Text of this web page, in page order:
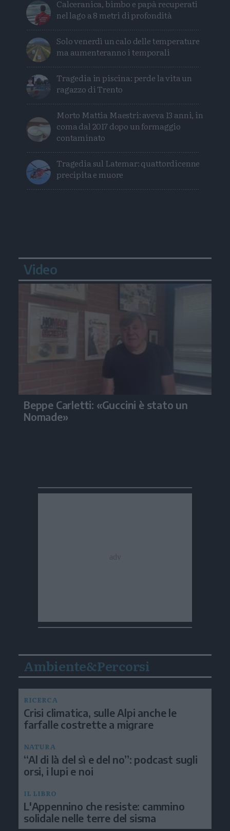
Calceranica, bimbo e papà recuperati
nel lago a 8 metri di profondità
Solo venerdì un calo delle temperature
ma aumenteranno i temporali
Tragedia in piscina: perde la vita un
ragazzo di Trento
Morto Mattia Maestri: aveva 13 anni, in
coma dal 2017 dopo un formaggio
contaminato
Tragedia sul Latemar: quattordicenne
precipita e muore
Video
Beppe Carletti: «Guccini è stato un
Nomade»
Ambiente&Percorsi
RICERCA
Crisi climatica, sulle Alpi anche le
farfalle costrette a migrare
NATURA
“Al di là del sì e del no”: podcast sugli
orsi, i lupi e noi
IL LIBRO
L'Appennino che resiste: cammino
solidale nelle terre del sisma